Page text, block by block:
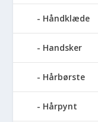
Håndklæde
Handsker
Hårbørste
Hårpynt